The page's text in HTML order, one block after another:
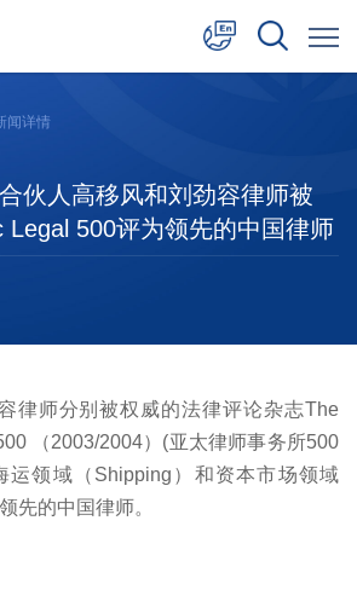
日本語
闻详情
伙人高移风和刘劲容律师被
Legal 500评为领先的中国律师
律师分别被权威的法律评论杂志The
（2003/2004）(亚太律师事务所500
运领域（Shipping）和资本市场领域
先的中国律师。